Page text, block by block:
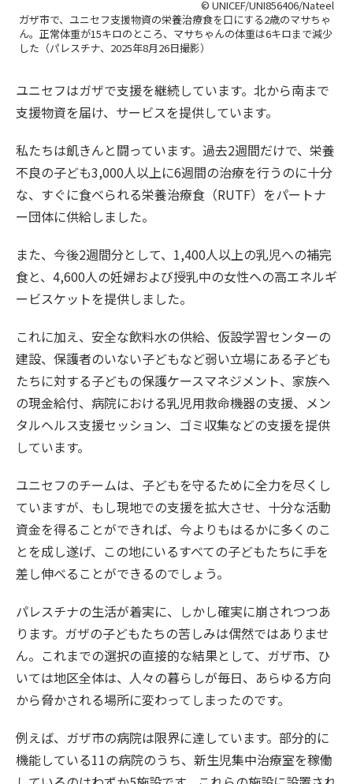
© UNICEF/UNI856406/Nateel
ガザ市で、ユニセフ支援物資の栄養治療食を口にする2歳のマサちゃ
ん。正常体重が15キロのところ、マサちゃんの体重は6キロまで減少
した（パレスチナ、2025年8月26日撮影）
ユニセフはガザで支援を継続しています。北から南まで
支援物資を届け、サービスを提供しています。
私たちは飢きんと闘っています。過去2週間だけで、栄養
不良の子ども3,000人以上に6週間の治療を行うのに十分
な、すぐに食べられる栄養治療食（RUTF）をパートナ
ー団体に供給しました。
また、今後2週間分として、1,400人以上の乳児への補完
食と、4,600人の妊婦および授乳中の女性への高エネルギ
ービスケットを提供しました。
これに加え、安全な飲料水の供給、仮設学習センターの
建設、保護者のいない子どもなど弱い立場にある子ども
たちに対する子どもの保護ケースマネジメント、家族へ
の現金給付、病院における乳児用救命機器の支援、メン
タルヘルス支援セッション、ゴミ収集などの支援を提供
しています。
ユニセフのチームは、子どもを守るために全力を尽くし
ていますが、もし現地での支援を拡大させ、十分な活動
資金を得ることができれば、今よりもはるかに多くのこ
とを成し遂げ、この地にいるすべての子どもたちに手を
差し伸べることができるのでしょう。
パレスチナの生活が着実に、しかし確実に崩されつつあ
ります。ガザの子どもたちの苦しみは偶然ではありませ
ん。これまでの選択の直接的な結果として、ガザ市、ひ
いては地区全体は、人々の暮らしが毎日、あらゆる方向
から脅かされる場所に変わってしまったのです。
例えば、ガザ市の病院は限界に達しています。部分的に
機能している11の病院のうち、新生児集中治療室を稼働